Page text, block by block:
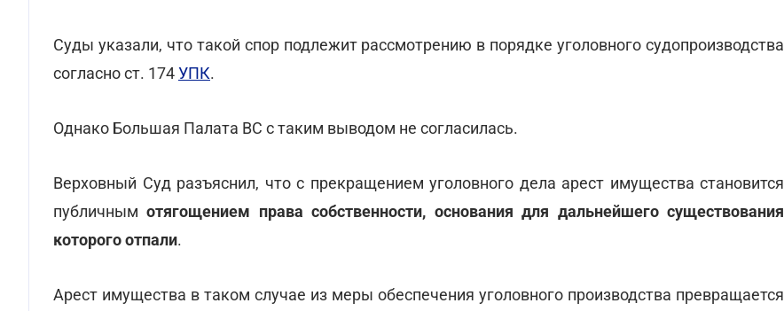
Суды указали, что такой спор подлежит рассмотрению в порядке уголовного судопроизводства
согласно ст. 174УПК.
Однако Большая Палата ВС с таким выводом не согласилась.
Верховный Суд разъяснил, что с прекращением уголовного дела арест имущества становится
публичным отягощением права собственности, основания для дальнейшего существования
которого отпали.
Арест имущества в таком случае из меры обеспечения уголовного производства превращается